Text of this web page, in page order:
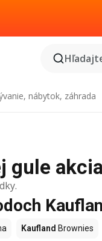
nábytok, záhrada
gule
Kaufland Brownies